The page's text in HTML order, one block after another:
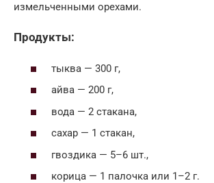
измельченными орехами.
Продукты:
тыква — 300 г,
айва — 200 г,
вода — 2 стакана,
сахар — 1 стакан,
гвоздика — 5–6 шт.,
корица — 1 палочка или 1–2 г.